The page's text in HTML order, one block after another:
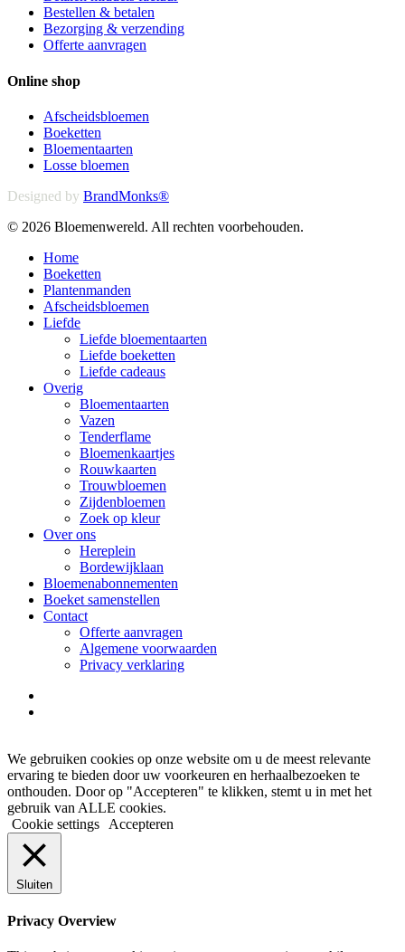
Bestellen & betalen
Bezorging & verzending
Offerte aanvragen
Online shop
Afscheidsbloemen
Boeketten
Bloementaarten
Losse bloemen
Designed by BrandMonks®
© 2026 Bloemenwereld. All rechten voorbehouden.
Close
Menu
Home
Boeketten
Plantenmanden
Afscheidsbloemen
Liefde
Liefde bloementaarten
Liefde boeketten
Liefde cadeaus
Overig
Bloementaarten
Vazen
Tenderflame
Bloemenkaartjes
Rouwkaarten
Trouwbloemen
Zijdenbloemen
Zoek op kleur
Over ons
Hereplein
Bordewijklaan
Bloemenabonnementen
Boeket samenstellen
Contact
Offerte aanvragen
Algemene voorwaarden
Privacy verklaring
We gebruiken cookies op onze website om u de meest relevante
ervaring te bieden door uw voorkeuren en herhaalbezoeken te
onthouden. Door op "Accepteren" te klikken, stemt u in met het
gebruik van ALLE cookies.
Cookie settings
Accepteren
Sluiten
Privacy Overview